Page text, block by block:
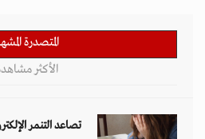
المتصدرة
الأكثر
تصاعد التنمر